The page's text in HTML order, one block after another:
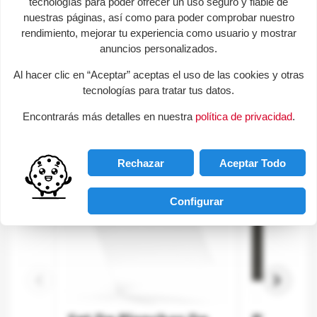
¡Sé el primero en hacer una pregunta sobre este
Productos de la misma categoria
keyboard_arrow_right
nuestras páginas, así como para poder comprobar nuestro
rendimiento, mejorar tu experiencia como usuario y mostrar
anuncios personalizados.
Al hacer clic en “Aceptar” aceptas el uso de las cookies y otras
tecnologías para tratar tus datos.
Encontrarás más detalles en nuestra política de privacidad.
Aceptar Todo
Configurar
Rechazar